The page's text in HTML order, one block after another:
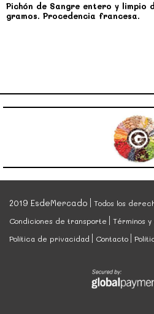
Pichón de Sangre entero y limpio
gramos. Procedencia francesa.
2019 EsdeMercado
Todos los
Condiciones de transporte
Términos
Política de privacidad
Contacto